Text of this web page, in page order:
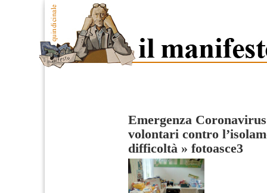
Emergenza
volontari contro
difficoltà » fotoasce3